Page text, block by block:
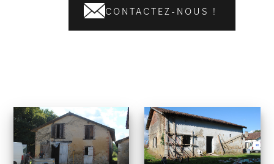
CONTACTEZ-NOUS !